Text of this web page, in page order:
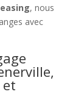
, nous
avec
et